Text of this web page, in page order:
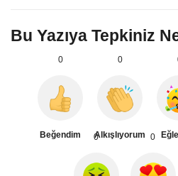
Bu Yazıya Tepkiniz
0
Beğendim
0
Alkışlıyorum
0 0